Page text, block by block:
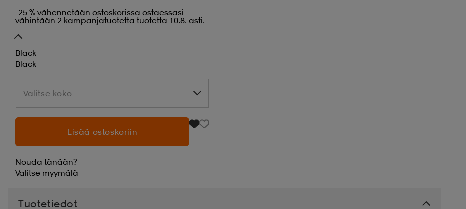
–25 % vähennetään ostoskorissa ostaessasi
vähintään 2 kampanjatuotetta tuotetta 10.8. asti.
Black
Black
Valitse koko
Valitse koko
Lisää ostoskoriin
Nouda tänään?
Valitse myymälä
Tuotetiedot